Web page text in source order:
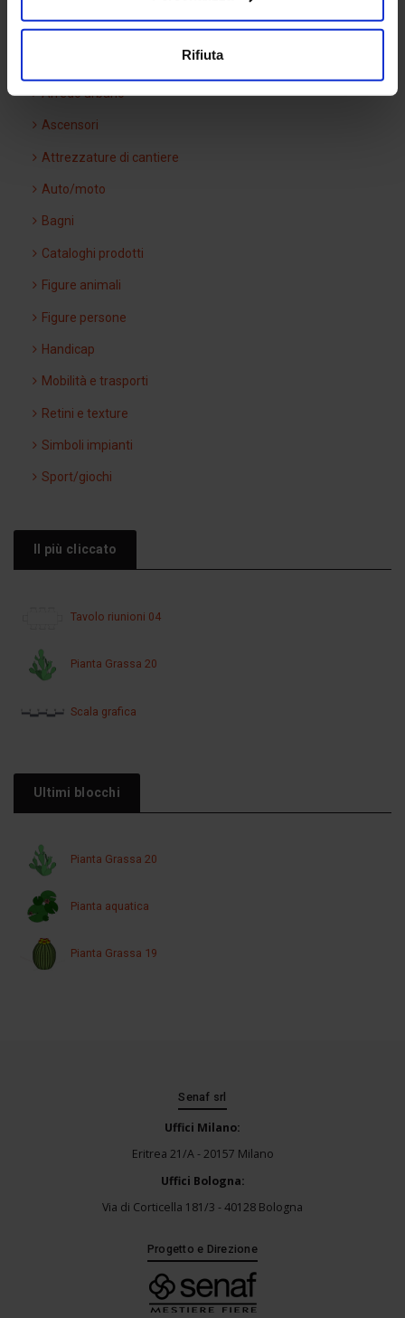
Rifiuta
Arredi interni
Arredo urbano
Ascensori
Attrezzature di cantiere
Auto/moto
Bagni
Cataloghi prodotti
Figure animali
Figure persone
Handicap
Mobilità e trasporti
Retini e texture
Simboli impianti
Sport/giochi
Il più cliccato
Tavolo riunioni 04
Pianta Grassa 20
Scala grafica
Ultimi blocchi
Pianta Grassa 20
Pianta aquatica
Pianta Grassa 19
Senaf srl
Uffici Milano:
Eritrea 21/A - 20157 Milano
Uffici Bologna:
Via di Corticella 181/3 - 40128 Bologna
Progetto e Direzione